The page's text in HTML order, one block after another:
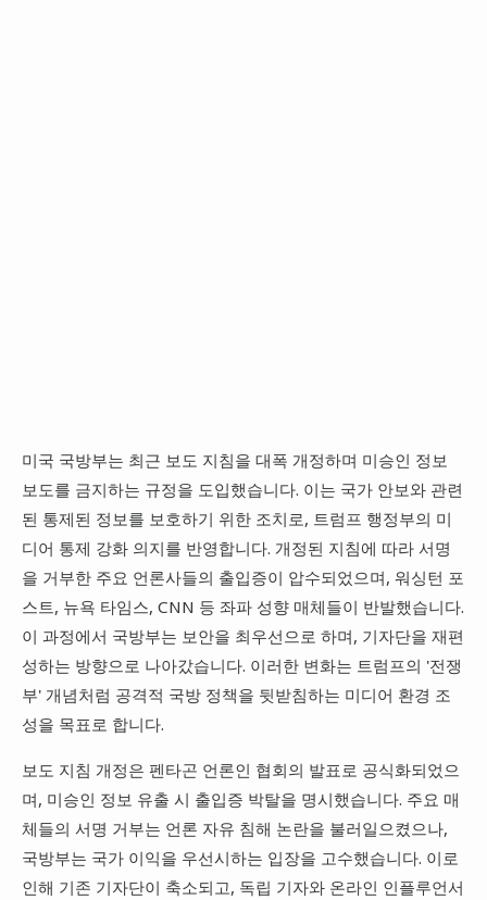
미국 국방부는 최근 보도 지침을 대폭 개정하며 미승인 정보
보도를 금지하는 규정을 도입했습니다. 이는 국가 안보와 관련
된 통제된 정보를 보호하기 위한 조치로, 트럼프 행정부의 미
디어 통제 강화 의지를 반영합니다. 개정된 지침에 따라 서명
을 거부한 주요 언론사들의 출입증이 압수되었으며, 워싱턴 포
스트, 뉴욕 타임스, CNN 등 좌파 성향 매체들이 반발했습니다.
이 과정에서 국방부는 보안을 최우선으로 하며, 기자단을 재편
성하는 방향으로 나아갔습니다. 이러한 변화는 트럼프의 '전쟁
부' 개념처럼 공격적 국방 정책을 뒷받침하는 미디어 환경 조
성을 목표로 합니다.
보도 지침 개정은 펜타곤 언론인 협회의 발표로 공식화되었으
며, 미승인 정보 유출 시 출입증 박탈을 명시했습니다. 주요 매
체들의 서명 거부는 언론 자유 침해 논란을 불러일으켰으나,
국방부는 국가 이익을 우선시하는 입장을 고수했습니다. 이로
인해 기존 기자단이 축소되고, 독립 기자와 온라인 인플루언서